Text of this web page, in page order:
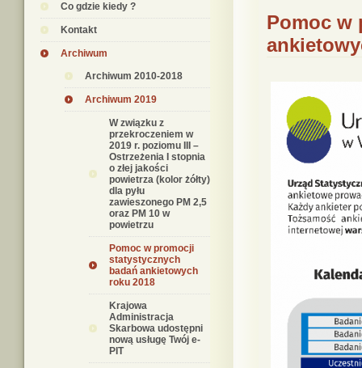
Co gdzie kiedy ?
Kontakt
Archiwum
Archiwum 2010-2018
Archiwum 2019
W związku z
przekroczeniem w
2019 r. poziomu III –
Ostrzeżenia I stopnia
o złej jakości
powietrza (kolor żółty)
dla pyłu
zawieszonego PM 2,5
oraz PM 10 w
powietrzu
Pomoc w promocji
statystycznych
badań ankietowych
roku 2018
Krajowa
Administracja
Skarbowa udostępni
nową usługę Twój e-
PIT
Pomoc w